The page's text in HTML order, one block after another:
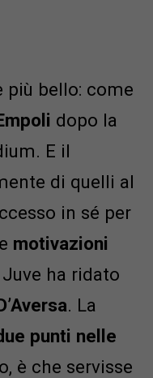
più bello: come
dopo la
E il
di quelli al
in sé per
motivazioni
ha ridato
. La
punti nelle
è che servisse